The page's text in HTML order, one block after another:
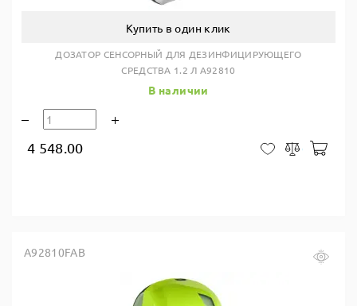
Купить в один клик
ДОЗАТОР СЕНСОРНЫЙ ДЛЯ ДЕЗИНФИЦИРУЮЩЕГО
СРЕДСТВА 1.2 Л A92810
В наличии
4 548.00 В закладки
Сравнить
A92810FAB